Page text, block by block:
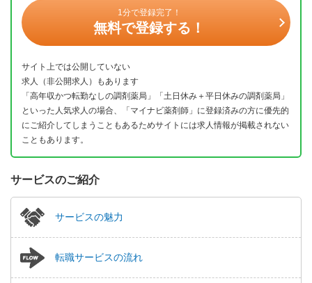
1分で登録完了！
無料で登録する！
サイト上では公開していない
求人（非公開求人）もあります
「高年収かつ転勤なしの調剤薬局」「土日休み＋平日休みの調剤薬局」
といった人気求人の場合、「マイナビ薬剤師」に登録済みの方に優先的
にご紹介してしまうこともあるためサイトには求人情報が掲載されない
こともあります。
サービスのご紹介
サービスの魅力
転職サービスの流れ